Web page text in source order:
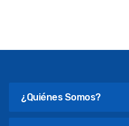
¿Quiénes Somos?